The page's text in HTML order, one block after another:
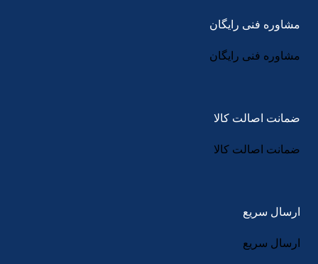
مشاوره فنی رایگان
مشاوره فنی رایگان
ضمانت اصالت کالا
ضمانت اصالت کالا
ارسال سریع
ارسال سریع